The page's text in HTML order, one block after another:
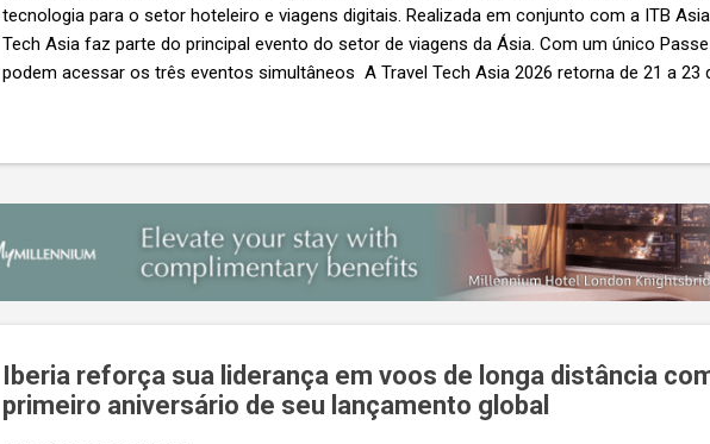
tecnologia para o setor hoteleiro e viagens digitais. Realizada em conjunto com a ITB Asia
Tech Asia faz parte do principal evento do setor de viagens da Ásia. Com um único
podem acessar os três eventos simultâneos A Travel Tech Asia 2026 retorna de 21 a 23
de importantes nomes do setor e debates sobre as principais tendências que
Iberia reforça sua liderança em voos de longa distância
primeiro aniversário de seu lançamento global